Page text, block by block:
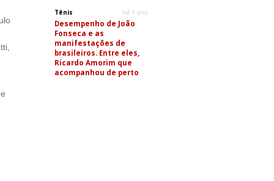
Tênis há 1 ano
Desempenho de João
Fonseca e as
manifestações de
brasileiros. Entre eles,
Ricardo Amorim que
acompanhou de perto